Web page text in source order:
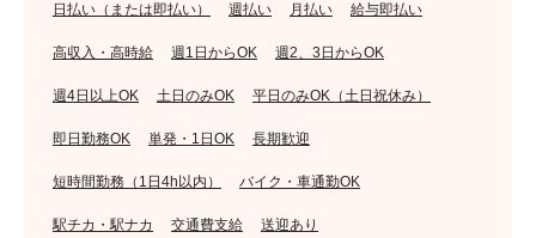
日払い（または即払い） 週払い 月払い 給与即払い
高収入・高時給 週1日からOK 週2、3日からOK
週4日以上OK 土日のみOK 平日のみOK（土日祝休み）
即日勤務OK 単発・1日OK 長期歓迎
短時間勤務（1日4h以内） バイク・車通勤OK
駅チカ・駅ナカ 交通費支給 送迎あり